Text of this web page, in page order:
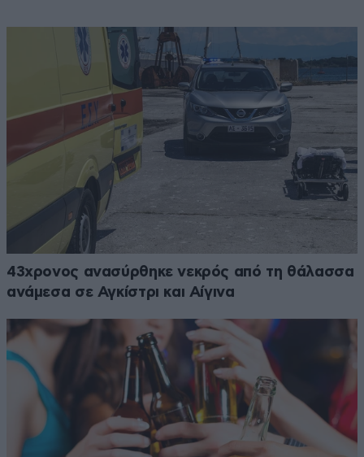
43χρονος ανασύρθηκε νεκρός από τη θάλασσα
ανάμεσα σε Αγκίστρι και Αίγινα